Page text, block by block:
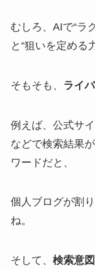
むしろ、AIで“ラ
と“狙いを定める
そもそも、 ライ
例えば、公式サ
などで検索結果
ワードだと、
個人ブログが割
ね。
そして、 検索意